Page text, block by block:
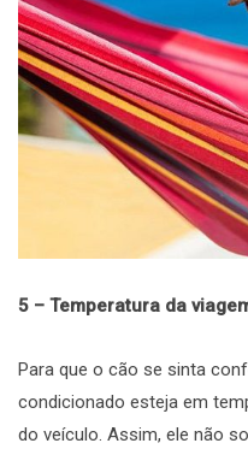
5 – Temperatura da
Para que o cão se sinta
condicionado esteja em
do veículo. Assim, ele não